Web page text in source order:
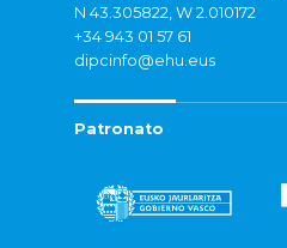
N 43.305822, W 2.010172
+34 943 01 57 61
dipcinfo@ehu.eus
Patronato